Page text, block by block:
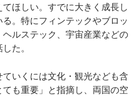
ほしい。すでに大きく成長し
。特にフィンテックやブロッ
ルステック、宇宙産業などの
た。
いくには文化・観光なども含
も重要」と指摘し、両国の空